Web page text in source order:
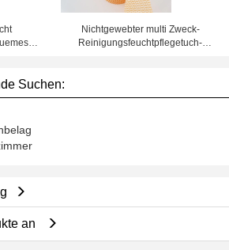
Nichtgewebter multi Zweck-
Reinigungsfeuchtpflegetuch-
Suchen:
an